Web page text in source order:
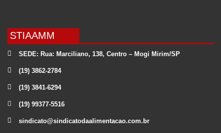
STIAAMM
SEDE: Rua: Marciliano, 138, Centro – Mogi Mirim/SP
(19) 3862-2784
(19) 3841-6294
(19) 99377-5516
sindicato@sindicatodaalimentacao.com.br